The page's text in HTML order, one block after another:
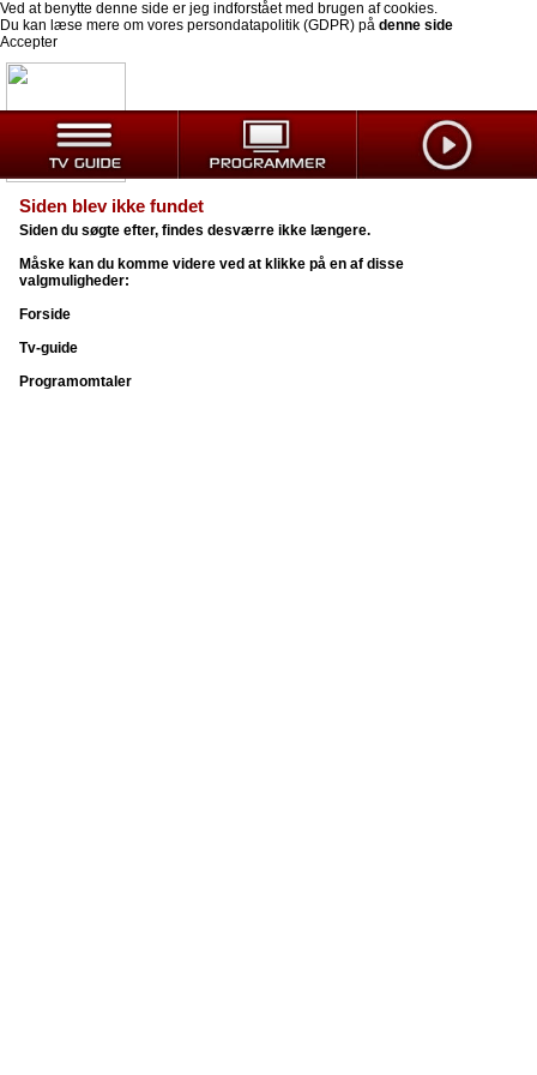
Ved at benytte denne side er jeg indforstået med brugen af cookies.
Du kan læse mere om vores persondatapolitik (GDPR) på denne side
Accepter
Siden blev ikke fundet
Siden du søgte efter, findes desværre ikke længere.
Måske kan du komme videre ved at klikke på en af disse
valgmuligheder:
Forside
Tv-guide
Programomtaler